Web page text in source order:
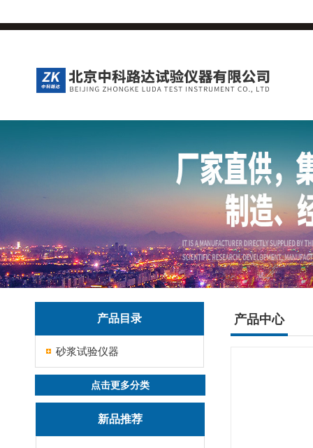
产品目录
砂浆试验仪器
点击更多分类
新品推荐
产品中心